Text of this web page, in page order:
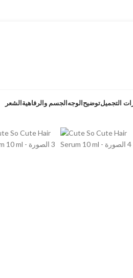
الشعرالجسم والرفاهيةالوجهتوضيحالتجميل